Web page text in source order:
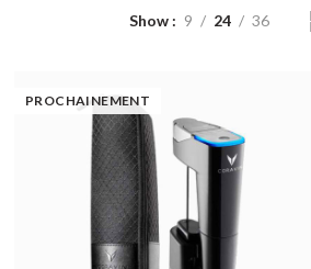
Show 9 24 36
PROCHAINEMENT